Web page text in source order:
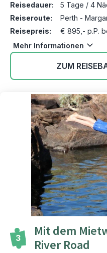
Reisedauer:
5 Tage / 4
Reiseroute:
Perth -
Reisepreis:
€ 895,- p.P.
Mehr Informationen
ZUM
3
Mit dem
River Road